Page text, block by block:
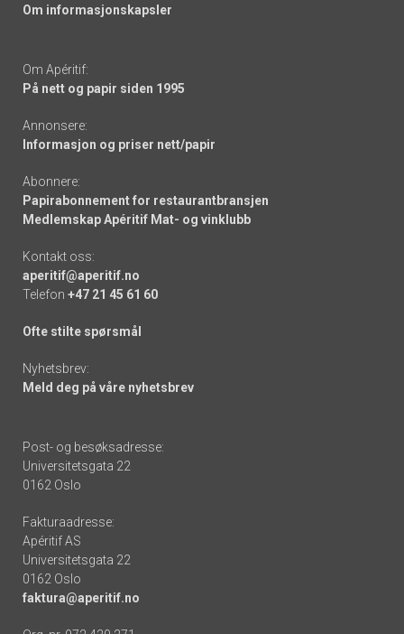
Om informasjonskapsler
Om Apéritif:
På nett og papir siden 1995
Annonsere:
Informasjon og priser nett/papir
Abonnere:
Papirabonnement for restaurantbransjen
Medlemskap Apéritif Mat- og vinklubb
Kontakt oss:
aperitif@aperitif.no
Telefon +47 21 45 61 60
Ofte stilte spørsmål
Nyhetsbrev:
Meld deg på våre nyhetsbrev
Post- og besøksadresse:
Universitetsgata 22
0162 Oslo
Fakturaadresse:
Apéritif AS
Universitetsgata 22
0162 Oslo
faktura@aperitif.no